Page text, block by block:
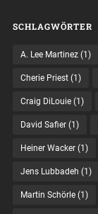
SCHLAGWÖRTER
A. Lee Martinez(1)
Cherie Priest(1)
Craig DiLouie(1)
David Safier(1)
Heiner Wacker(1)
Jens Lubbadeh (1)
Martin Schörle(1)